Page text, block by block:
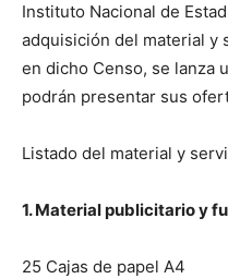
Instituto Nacional de
adquisición del material y
en dicho Censo, se lanza
podrán presentar sus
Listado del material y
1. Material publicitario y
25 Cajas de papel A4